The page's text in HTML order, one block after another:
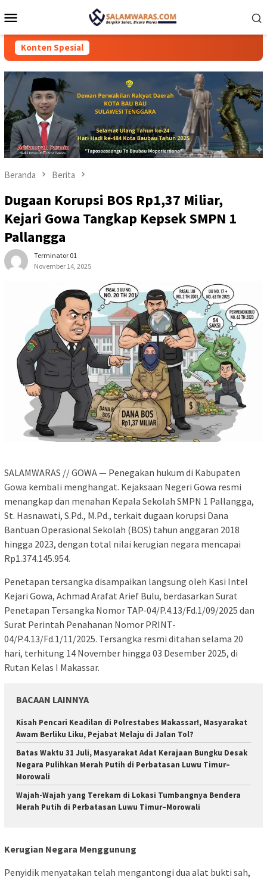
ke
Mobile
Konten Spesial
Beranda Berita
Dugaan Korupsi BOS Rp1,37 Miliar,
Kejari Gowa Tangkap Kepsek SMPN 1
Pallangga
Terminator 01
November 14, 2025
SALAMWARAS // GOWA — Penegakan hukum di Kabupaten
Gowa kembali menghangat. Kejaksaan Negeri Gowa resmi
menangkap dan menahan Kepala Sekolah SMPN 1 Pallangga,
St. Hasnawati, S.Pd., M.Pd., terkait dugaan korupsi Dana
Bantuan Operasional Sekolah (BOS) tahun anggaran 2018
hingga 2023, dengan total nilai kerugian negara mencapai
Rp1.374.145.954.
Penetapan tersangka disampaikan langsung oleh Kasi Intel
Kejari Gowa, Achmad Arafat Arief Bulu, berdasarkan Surat
Penetapan Tersangka Nomor TAP-04/P.4.13/Fd.1/09/2025 dan
Surat Perintah Penahanan Nomor PRINT-
04/P.4.13/Fd.1/11/2025. Tersangka resmi ditahan selama 20
hari, terhitung 14 November hingga 03 Desember 2025, di
Rutan Kelas I Makassar.
BACAAN LAINNYA
Kisah Pencari Keadilan di Polrestabes Makassar!, Masyarakat
Awam Berliku Liku, Pejabat Melaju di Jalan Tol?
Batas Waktu 31 Juli, Masyarakat Adat Kerajaan Bungku Desak
Negara Pulihkan Merah Putih di Perbatasan Luwu Timur–
Morowali
Wajah-Wajah yang Terekam di Lokasi Tumbangnya Bendera
Merah Putih di Perbatasan Luwu Timur–Morowali
Kerugian Negara Menggunung
Penyidik menyatakan telah mengantongi dua alat bukti sah,